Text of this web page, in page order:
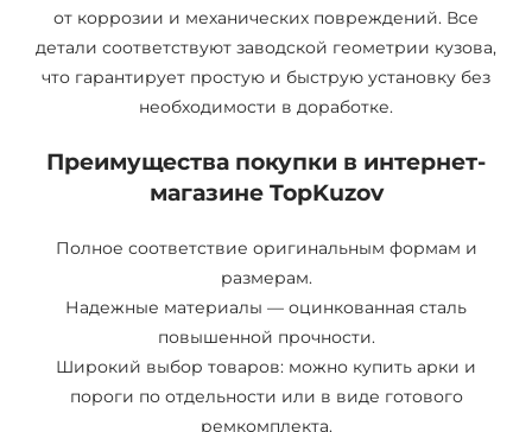
от коррозии и механических повреждений. Все
детали соответствуют заводской геометрии кузова,
что гарантирует простую и быструю установку без
необходимости в доработке.
Преимущества покупки в интернет-
магазине TopKuzov
Полное соответствие оригинальным формам и
размерам.
Надежные материалы — оцинкованная сталь
повышенной прочности.
Широкий выбор товаров: можно купить арки и
пороги по отдельности или в виде готового
ремкомплекта.